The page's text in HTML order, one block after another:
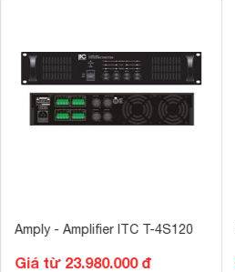
Amply - Amplifier ITC T-4S120
Giá từ 23.980.000 đ